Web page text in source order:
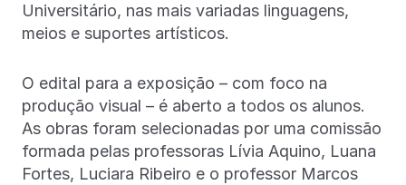
Universitário, nas mais variadas linguagens,
meios e suportes artísticos.
O edital para a exposição – com foco na
produção visual – é aberto a todos os alunos.
As obras foram selecionadas por uma comissão
formada pelas professoras Lívia Aquino, Luana
Fortes, Luciara Ribeiro e o professor Marcos